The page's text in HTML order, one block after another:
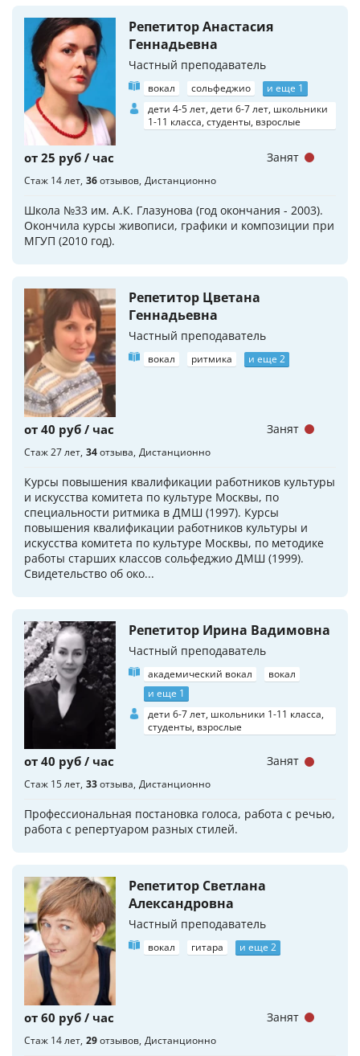
Репетитор Анастасия
Геннадьевна
Частный преподаватель
вокал сольфеджио
и еще 1
дети 4-5 лет, дети 6-7 лет, школьники
1-11 класса, студенты, взрослые
от 25 руб / час
Стаж 14 лет 36отзывов Дистанционно
Школа №33 им. А.К. Глазунова (год окончания - 2003).
Окончила курсы живописи, графики и композиции при
МГУП (2010 год).
Занят
Репетитор Цветана
Геннадьевна
Частный преподаватель
вокал ритмика и еще 2
от 40 руб / час
Стаж 27 лет 34отзыва Дистанционно
Курсы повышения квалификации работников культуры
и искусства комитета по культуре Москвы, по
специальности ритмика в ДМШ (1997). Курсы
повышения квалификации работников культуры и
искусства комитета по культуре Москвы, по методике
работы старших классов сольфеджио ДМШ (1999).
Свидетельство об око...
Занят
Репетитор Ирина Вадимовна
Частный преподаватель
академический вокал
вокал
и еще 1
дети 6-7 лет, школьники 1-11 класса,
студенты, взрослые
от 40 руб / час
Стаж 15 лет 33отзыва Дистанционно
Профессиональная постановка голоса, работа с речью,
работа с репертуаром разных стилей.
Занят
Репетитор Светлана
Александровна
Частный преподаватель
вокал гитара и еще 2
от 60 руб / час
Стаж 14 лет 29отзывов Дистанционно
Занят